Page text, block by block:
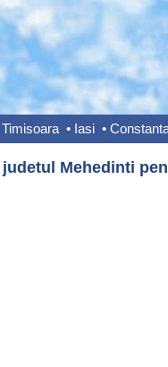
Timisoara • Iasi •
Mehedinti